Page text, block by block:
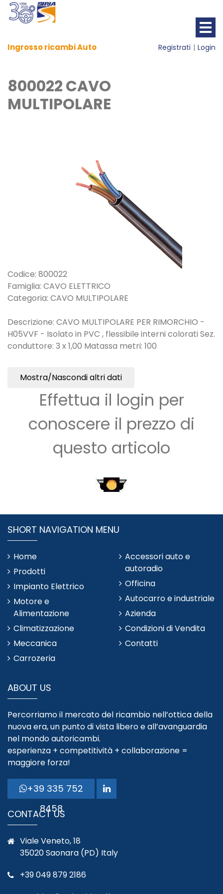
Ingrosso ricambi Auto Registrati Login
800022 CAVO
MULTIPOLARE
Codice: 800022
Famiglia: CAVO ELETTRICO
Categoria: CAVO MULTIPOLARE
Descrizione: CAVO MULTIPOLARE PER RIMORCHIO -
H05VVF - Isolato in PVC , flessibile interni colorati Sez.
conduttore: 3 x 1,00 Matassa metri: 100
Mostra/Nascondi altri dati
Effettua il login per
conoscere il prezzo di
questo articolo
SHORT NAVIGATION MENU
Home
Prodotti
Impianto Elettrico
Motore e
Alimentazione
Climatizzazione
Meccanica
Carrozeria
Accessori auto e
autoradio
Officina
Autocarro e industriale
Azienda
Condizioni di Vendita
Contatti
ABOUT US
Percorriamo il mercato del ricambio nell’ottica della
nuova era, un punto di vista libero e all’avanguardia
nel mondo autoricambi.
esperienza + competitività + collaborazione =
maggiore forza!
+39 335 752
8458
CONTACT US
Viale Veneto, 18
35020 Saonara (PD) Italy
+39 049 879 2186